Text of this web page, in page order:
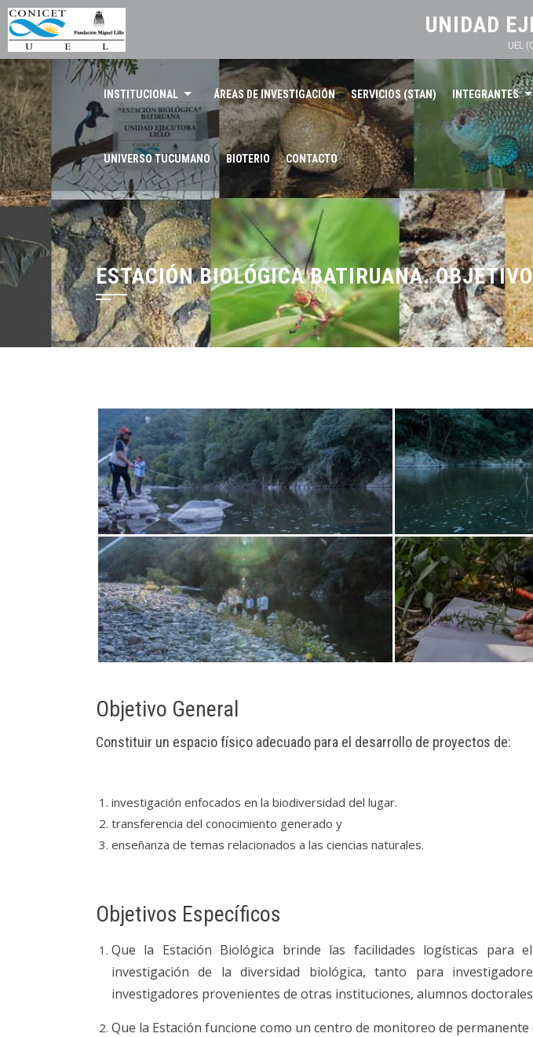
UNIDAD
UEL
INSTITUCIONAL ÁREAS DE INVESTIGACIÓN SERVICIOS (STAN) INTEGRANTES
UNIVERSO TUCUMANO BIOTERIO CONTACTO
ESTACIÓN BIOLÓGICA BATIRUANA.
Objetivo General
Constituir un espacio físico adecuado para el desarrollo de proyectos de:
investigación enfocados en la biodiversidad del lugar.
transferencia del conocimiento generado y
enseñanza de temas relacionados a las ciencias naturales.
Objetivos Específicos
Que la Estación Biológica brinde las facilidades logísticas para
investigación de la diversidad biológica, tanto para
investigadores provenientes de otras instituciones, alumnos
Que la Estación funcione como un centro de monitoreo de permanente